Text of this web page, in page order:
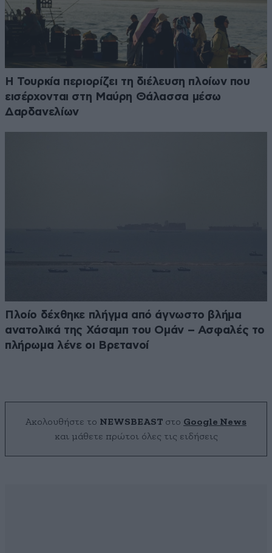
Η Τουρκία περιορίζει τη διέλευση πλοίων που
εισέρχονται στη Μαύρη Θάλασσα μέσω
Δαρδανελίων
Πλοίο δέχθηκε πλήγμα από άγνωστο βλήμα
ανατολικά της Χάσαμπ του Ομάν – Ασφαλές το
πλήρωμα λένε οι Βρετανοί
Ακολουθήστε το NEWSBEAST στο Google News
και μάθετε πρώτοι όλες τις ειδήσεις